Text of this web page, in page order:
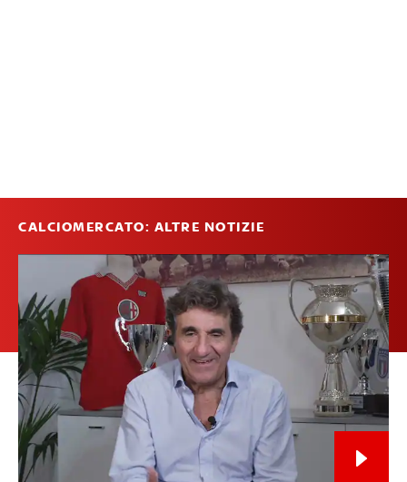
CALCIOMERCATO: ALTRE NOTIZIE